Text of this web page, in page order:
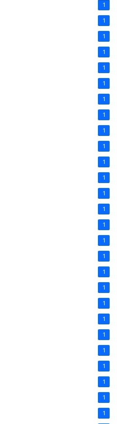
1
1
1
1
1
1
1
1
1
1
1
1
1
1
1
1
1
1
1
1
1
1
1
1
1
1
1